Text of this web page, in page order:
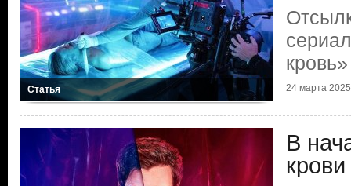
Статья
кровь»
24 марта 2025
В
крови